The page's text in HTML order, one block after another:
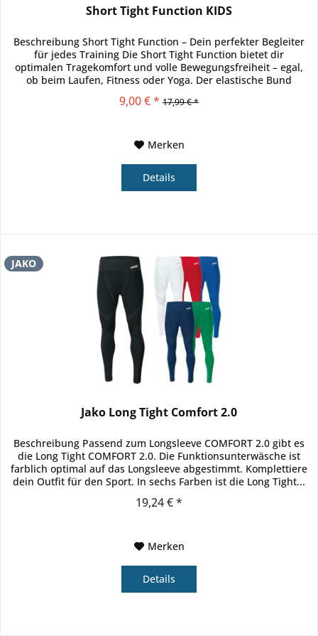
Short Tight Function KIDS
Beschreibung Short Tight Function – Dein perfekter Begleiter
für jedes Training Die Short Tight Function bietet dir
optimalen Tragekomfort und volle Bewegungsfreiheit – egal,
ob beim Laufen, Fitness oder Yoga. Der elastische Bund
9,00 € * 17,99 € *
Merken
Details
JAKO
Jako Long Tight Comfort 2.0
Beschreibung Passend zum Longsleeve COMFORT 2.0 gibt es
die Long Tight COMFORT 2.0. Die Funktionsunterwäsche ist
farblich optimal auf das Longsleeve abgestimmt. Komplettiere
dein Outfit für den Sport. In sechs Farben ist die Long Tight...
19,24 € *
Merken
Details